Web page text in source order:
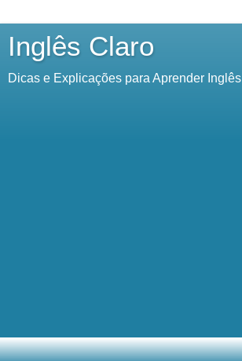
Inglês Claro
Dicas e Explicações para Aprender Inglês